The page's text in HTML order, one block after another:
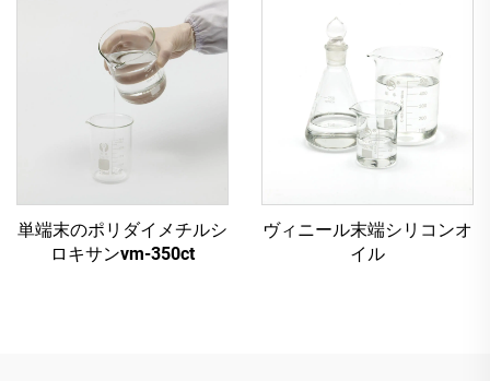
単端末のポリダイメチルシ
ロキサンvm-350ct
ヴィニール末端シリコンオ
イル